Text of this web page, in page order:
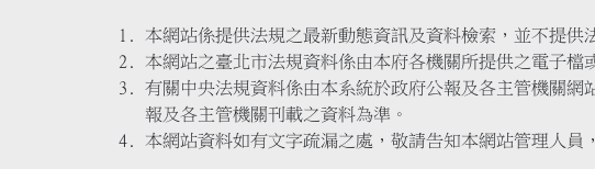
本網站係提供法規之最新動態資訊及資料檢索，並不提
本網站之臺北市法規資料係由本府各機關所提供之電子
有關中央法規資料係由本系統於政府公報及各主管機關
報及各主管機關刊載之資料為準。
本網站資料如有文字疏漏之處，敬請告知本網站管理人員